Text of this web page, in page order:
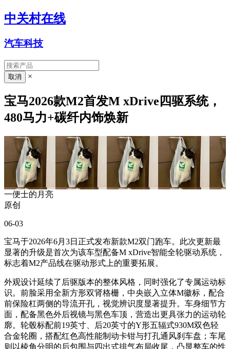
中关村在线
汽车科技
×
宝马2026款M2首发M xDrive四驱系统，
480马力+碳纤内饰焕新
一便士的月亮
原创
06-03
宝马于2026年6月3日正式发布新款M2双门跑车。此次更新最
显著的升级是首次为该车型配备M xDrive智能全轮驱动系统，
标志着M2产品线在驱动形式上的重要拓展。
外观设计延续了后驱版本的整体风格，同时强化了专属运动标
识。前脸采用全新方形双肾格栅，中央嵌入立体M徽标，配合
前保险杠两侧的导流开孔，视觉辨识度显著提升。车身细节方
面，配备黑色外后视镜与黑色车顶，营造出更具张力的运动轮
廓。轮毂标配前19英寸、后20英寸的Y形五辐式930M双色轻
合金轮圈，搭配红色高性能制动卡钳与打孔通风刹车盘；车尾
则以棱角分明的后包围与四出式排气布局收尾，凸显整车的性